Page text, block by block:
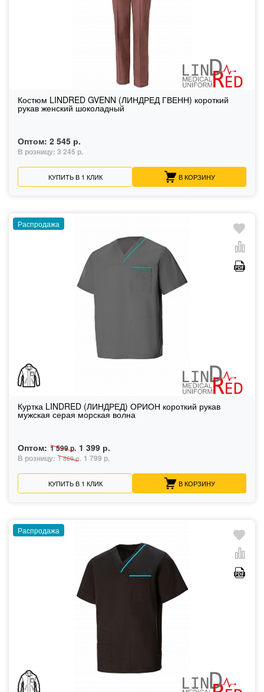
Костюм LINDRED GVENN (ЛИНДРЕД ГВЕНН) короткий
рукав женский шоколадный
Оптом: 2 545 р.
В розницу: 3 245 р.
КУПИТЬ В 1 КЛИК В КОРЗИНУ
Распродажа
Куртка LINDRED (ЛИНДРЕД) ОРИОН короткий рукав
мужская серая морская волна
Оптом: 1 599 р. 1 399 р.
В розницу: 1 869 р. 1 799 р.
КУПИТЬ В 1 КЛИК В КОРЗИНУ
Распродажа